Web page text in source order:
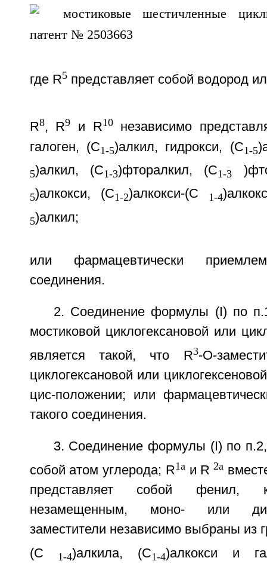
где R5представляет собой водород
R8, R9 и R10независимо
галоген, (С1-5)алкил, гидрокси, (С1-5
5)алкил, (С1-3)фторалкил, (С1-3
5)алкокси, (С1-2)алкокси-(С 1-4
5)алкил;
или фармацевтически
соединения.
2. Соединение формулы (I) по
мостиковой циклогексановой или
является такой, что R3-О-
циклогексановой или
цис-положении; или
такого соединения.
3. Соединение формулы (I) по п.2,
собой атом углерода; R1aи R 2a
представляет собой фенил,
незамещенным, моно- или
заместители независимо выбраны из
(С 1-4)алкила, (С1-4)алкокси и